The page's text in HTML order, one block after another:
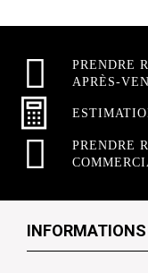
PRENDRE
APRÈS-
PRENDRE
INFORMATIONS